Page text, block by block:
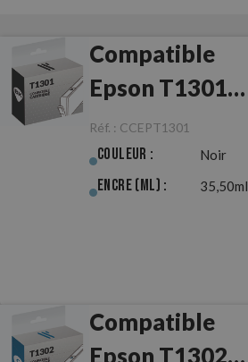
Compatible
Epson T1301
Noir
Réf. : CCEPT1301
Couleur : Noir
Encre (ml) : 35,50ml
Compatible
Epson T1302